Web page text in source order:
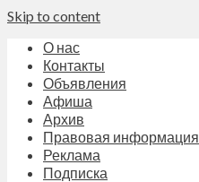
Skip to content
О нас
Контакты
Объявления
Афиша
Архив
Правовая информация
Реклама
Подписка